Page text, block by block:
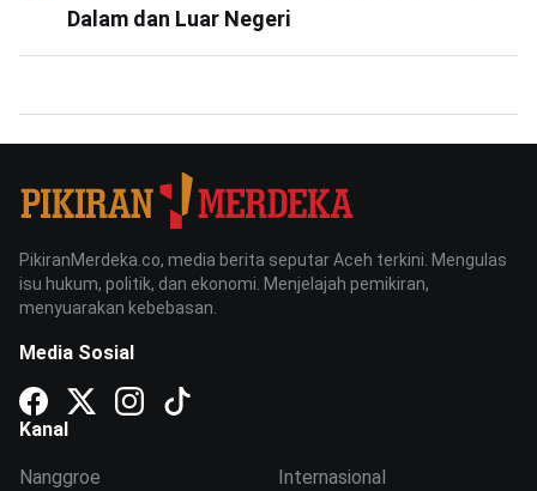
Dalam dan Luar Negeri
PikiranMerdeka.co, media berita seputar Aceh terkini. Mengulas
isu hukum, politik, dan ekonomi. Menjelajah pemikiran,
menyuarakan kebebasan.
Media Sosial
Kanal
Nanggroe
Internasional